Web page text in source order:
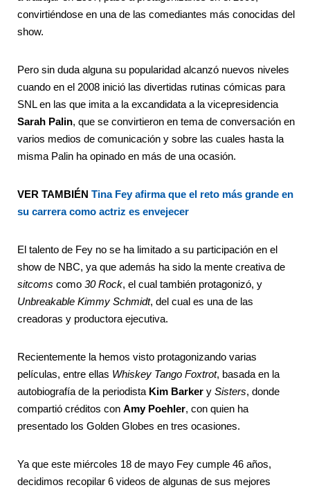
convirtiéndose en una de las comediantes más conocidas del
show.
Pero sin duda alguna su popularidad alcanzó nuevos niveles
cuando en el 2008 inició las divertidas rutinas cómicas para
SNL en las que imita a la excandidata a la vicepresidencia
Sarah Palin, que se convirtieron en tema de conversación en
varios medios de comunicación y sobre las cuales hasta la
misma Palin ha opinado en más de una ocasión.
VER TAMBIÉN Tina Fey afirma que el reto más grande en
su carrera como actriz es envejecer
El talento de Fey no se ha limitado a su participación en el
show de NBC, ya que además ha sido la mente creativa de
sitcoms como 30 Rock, el cual también protagonizó, y
Unbreakable Kimmy Schmidt, del cual es una de las
creadoras y productora ejecutiva.
Recientemente la hemos visto protagonizando varias
películas, entre ellas Whiskey Tango Foxtrot, basada en la
autobiografía de la periodista Kim Barker y Sisters, donde
compartió créditos con Amy Poehler, con quien ha
presentado los Golden Globes en tres ocasiones.
Ya que este miércoles 18 de mayo Fey cumple 46 años,
decidimos recopilar 6 videos de algunas de sus mejores